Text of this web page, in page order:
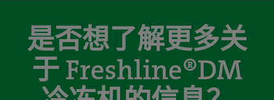
是否想了解更多关
于 Freshline®DM